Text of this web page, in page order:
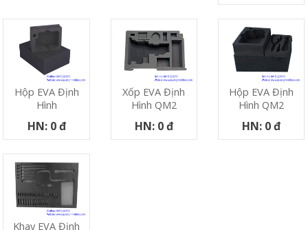
Hộp EVA Định
Hình
HN: 0 đ
Xốp EVA Định
Hình QM2
HN: 0 đ
Hộp EVA Định
Hình QM2
HN: 0 đ
Khay EVA Định